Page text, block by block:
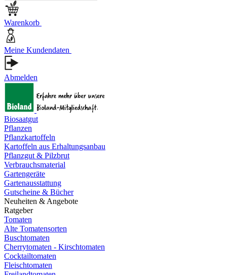
Warenkorb
Meine Kundendaten
Abmelden
Biosaatgut
Pflanzen
Pflanzkartoffeln
Kartoffeln aus Erhaltungsanbau
Pflanzgut & Pilzbrut
Verbrauchsmaterial
Gartengeräte
Gartenausstattung
Gutscheine & Bücher
Neuheiten & Angebote
Ratgeber
Tomaten
Alte Tomatensorten
Buschtomaten
Cherrytomaten - Kirschtomaten
Cocktailtomaten
Fleischtomaten